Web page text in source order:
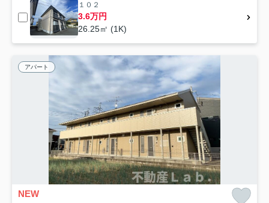
１０２
3.6万円
26.25㎡ (1K)
アパート
NEW